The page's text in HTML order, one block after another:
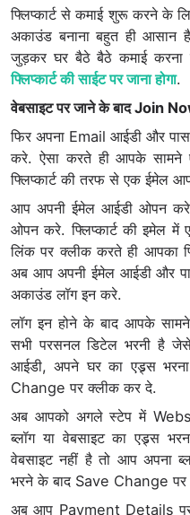
फ्लिप्कार्ट से कमाई शुरू करने के
अकाउंड बनाना बहुत ही आसान
जुड़कर घर बैठे बैठे कमाई करना
फ्लिप्कार्ट की साईट पर जाना होगा.
वेबसाइट पर जाने के बाद Join
फिर अपना Email आईडी और
करे. ऐसा करते ही आपके सामने
फ्लिप्कार्ट की तरफ से एक ईमेल
आप अपनी ईमेल आईडी ओपन करे.
ओपन करे. फ्लिप्कार्ट की इमेल
लिंक पर क्लीक करते ही आपका
अब आप अपनी ईमेल आईडी और
अकाउंड लॉग इन करे.
लॉग इन होने के बाद आपके
सभी परसनल डिटेल भरनी है जेसे
आईडी, अपने घर का एड्र्स
Change पर क्लीक कर दे.
अब आपको अगले स्टेप में
ब्लॉग या वेबसाइट का एड्र्स
वेबसाइट नहीं है तो आप अपना
भरने के बाद Save Change
अब आप Payment Details